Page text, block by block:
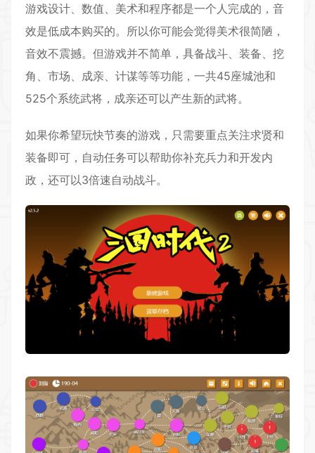
游戏设计、数值、美术和程序都是一个人完成的，音
效是低成本购买的。所以你可能会觉得美术很简陋，
音效不震撼。但游戏并不简单，具备战斗、装备、挖
角、市场、成亲、计谋等等功能，一共45座城池和
525个系统武将，成亲还可以产生新的武将。
如果你希望玩快节奏的游戏，只需要重点关注求贤和
装备即可，自动任务可以帮助你补充兵力和开发内
政，还可以3倍速自动战斗。